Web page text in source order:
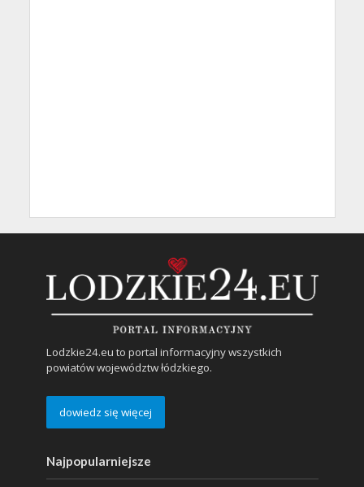
Lodzkie24.eu to portal informacyjny wszystkich
powiatów województw łódzkiego.
dowiedz się więcej
Najpopularniejsze